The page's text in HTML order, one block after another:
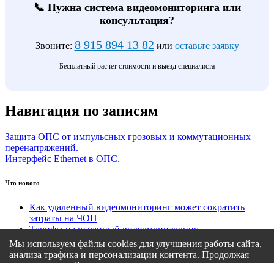
📞 Нужна система видеомониторинга или
консультация?
Звоните: 8 915 894 13 82 или оставьте заявку
Бесплатный расчёт стоимости и выезд специалиста
Навигация по записям
Защита ОПС от импульсных грозовых и коммутационных
перенапряжений.
Интерфейс Ethernet в ОПС.
Что нового
Как удаленный видеомониторинг может сократить
затраты на ЧОП
Тарифы на охранный видеомониторинг
Этапы подключения удаленного видеомониторинга
Кому подходит удаленный видеомониторинг?
Мы используем файлы cookies для улучшения работы сайта,
анализа трафика и персонализации контента. Продолжая